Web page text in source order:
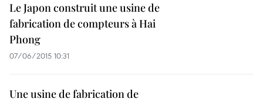
Le Japon construit une usine de
fabrication de compteurs à Hai
Phong
07/06/2015 10:31
Une usine de fabrication de